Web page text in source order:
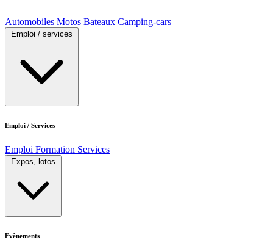
Automobiles Motos Bateaux Camping-cars
Emploi / services
Emploi / Services
Emploi Formation Services
Expos, lotos
Evènements